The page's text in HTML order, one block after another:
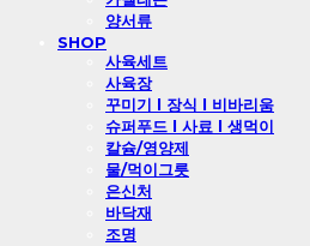
양서류
SHOP
사육세트
사육장
꾸미기 l 장식 l 비바리움
슈퍼푸드 l 사료 l 생먹이
칼슘/영양제
물/먹이그릇
은신처
바닥재
조명